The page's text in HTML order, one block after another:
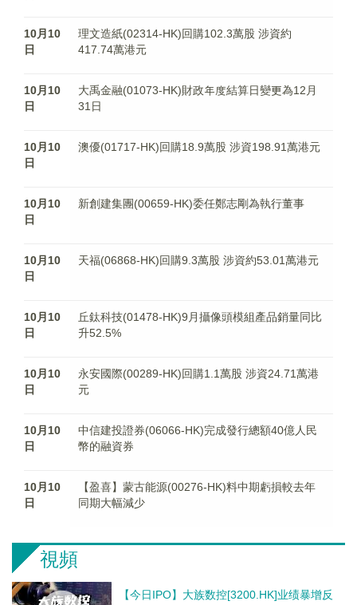
10月10
日
理文造紙(02314-HK)回購102.3萬股 涉資約
417.74萬港元
10月10
日
大禹金融(01073-HK)財政年度結算日變更為12月
31日
10月10
日
澳優(01717-HK)回購18.9萬股 涉資198.91萬港元
10月10
日
新創建集團(00659-HK)委任鄭志剛為執行董事
10月10
日
天福(06868-HK)回購9.3萬股 涉資約53.01萬港元
10月10
日
丘鈦科技(01478-HK)9月攝像頭模組產品銷量同比
升52.5%
10月10
日
永安國際(00289-HK)回購1.1萬股 涉資24.71萬港
元
10月10
日
中信建投證券(06066-HK)完成發行總額40億人民
幣的融資券
10月10
日
【盈喜】蒙古能源(00276-HK)料中期虧損較去年
同期大幅減少
視頻
【今日IPO】大族数控[3200.HK]业绩暴增反